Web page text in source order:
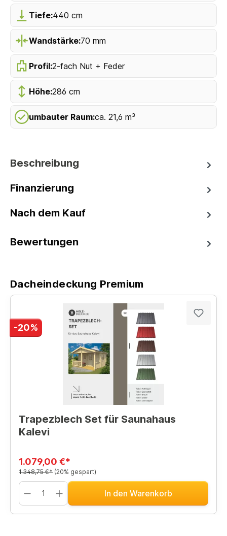
Tiefe:440 cm
Wandstärke:70 mm
Profil:2-fach Nut + Feder
Höhe:286 cm
umbauter Raum:ca. 21,6 m³
Beschreibung
Finanzierung
Nach dem Kauf
Bewertungen
Dacheindeckung Premium
-20%
Trapezblech Set für Saunahaus
Kalevi
1.079,00 €*
1.348,75 €* (20% gespart)
In den Warenkorb